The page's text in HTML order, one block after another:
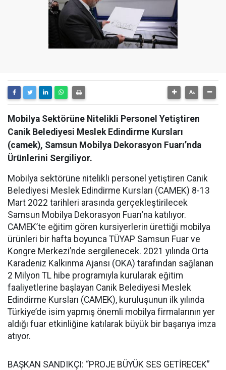
Mobilya Sektörüne Nitelikli Personel Yetiştiren
Canik Belediyesi Meslek Edindirme Kursları
(camek), Samsun Mobilya Dekorasyon Fuarı’nda
Ürünlerini Sergiliyor.
Mobilya sektörüne nitelikli personel yetiştiren Canik
Belediyesi Meslek Edindirme Kursları (CAMEK) 8-13
Mart 2022 tarihleri arasında gerçekleştirilecek
Samsun Mobilya Dekorasyon Fuarı’na katılıyor.
CAMEK’te eğitim gören kursiyerlerin ürettiği mobilya
ürünleri bir hafta boyunca TÜYAP Samsun Fuar ve
Kongre Merkezi’nde sergilenecek. 2021 yılında Orta
Karadeniz Kalkınma Ajansı (OKA) tarafından sağlanan
2 Milyon TL hibe programıyla kurularak eğitim
faaliyetlerine başlayan Canik Belediyesi Meslek
Edindirme Kursları (CAMEK), kuruluşunun ilk yılında
Türkiye’de isim yapmış önemli mobilya firmalarının yer
aldığı fuar etkinliğine katılarak büyük bir başarıya imza
atıyor.
BAŞKAN SANDIKÇI: “PROJE BÜYÜK SES GETİRECEK”